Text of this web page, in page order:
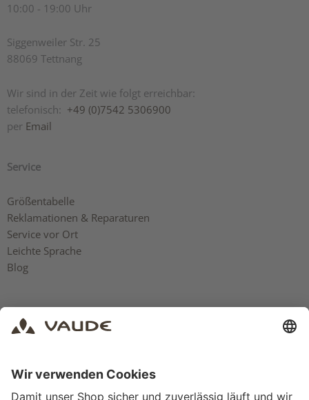
10:00 - 19:00 Uhr
Siggenweiler Str. 25
88069 Tettnang
Wir sind in der Zeit wie folgt erreichbar:
telefonisch: +49 (0)7542 5306900
per Email
Service
Größentabelle
Reklamationen & Reparaturen
Service vor Ort
Leichte Sprache
Blog
AGB
Impressum